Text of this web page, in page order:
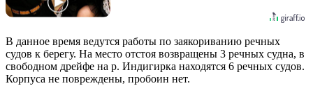
В данное время ведутся работы по заякориванию речных
судов к берегу. На место отстоя возвращены 3 речных судна, в
свободном дрейфе на р. Индигирка находятся 6 речных судов.
Корпуса не повреждены, пробоин нет.